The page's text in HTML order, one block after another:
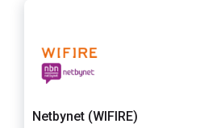
Netbynet (WIFIRE)